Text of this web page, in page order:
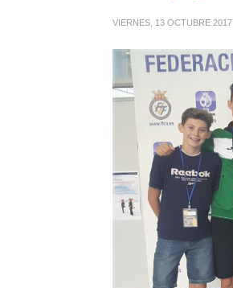
VIERNES, 13 OCTUBRE 2017